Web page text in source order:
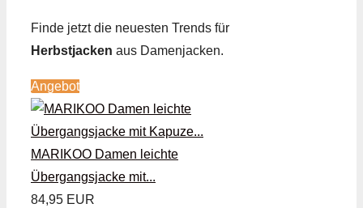
Finde jetzt die neuesten Trends für
Herbst­jacken aus Damenjacken.
Angebot
MARIKOO Damen leichte
Übergangsjacke mit...
84,95 EUR